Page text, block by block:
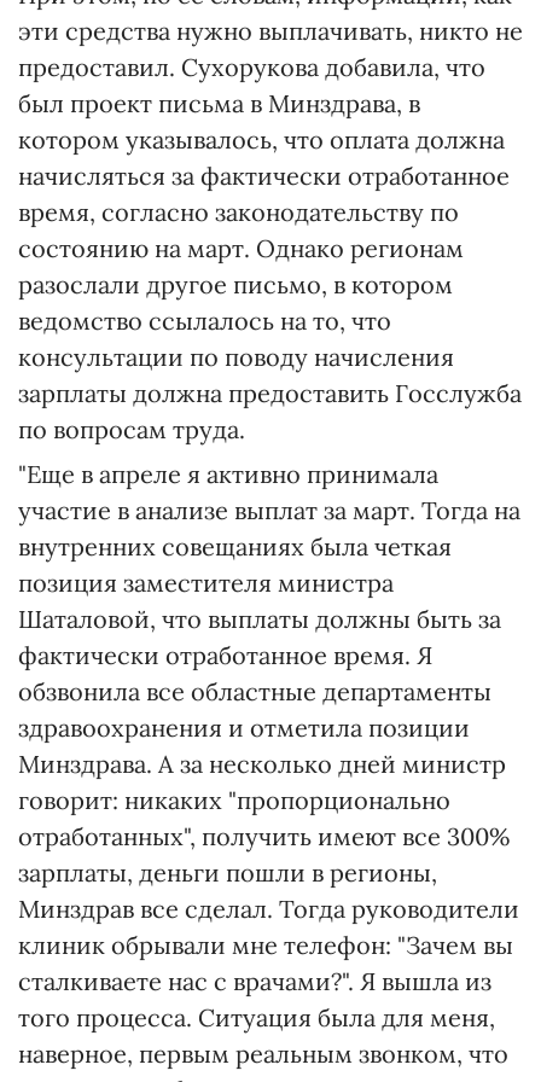
эти средства нужно выплачивать, никто не
предоставил. Сухорукова добавила, что
был проект письма в Минздрава, в
котором указывалось, что оплата должна
начисляться за фактически отработанное
время, согласно законодательству по
состоянию на март. Однако регионам
разослали другое письмо, в котором
ведомство ссылалось на то, что
консультации по поводу начисления
зарплаты должна предоставить Госслужба
по вопросам труда.
"Еще в апреле я активно принимала
участие в анализе выплат за март. Тогда на
внутренних совещаниях была четкая
позиция заместителя министра
Шаталовой, что выплаты должны быть за
фактически отработанное время. Я
обзвонила все областные департаменты
здравоохранения и отметила позиции
Минздрава. А за несколько дней министр
говорит: никаких "пропорционально
отработанных", получить имеют все 300%
зарплаты, деньги пошли в регионы,
Минздрав все сделал. Тогда руководители
клиник обрывали мне телефон: "Зачем вы
сталкиваете нас с врачами?". Я вышла из
того процесса. Ситуация была для меня,
наверное, первым реальным звонком, что